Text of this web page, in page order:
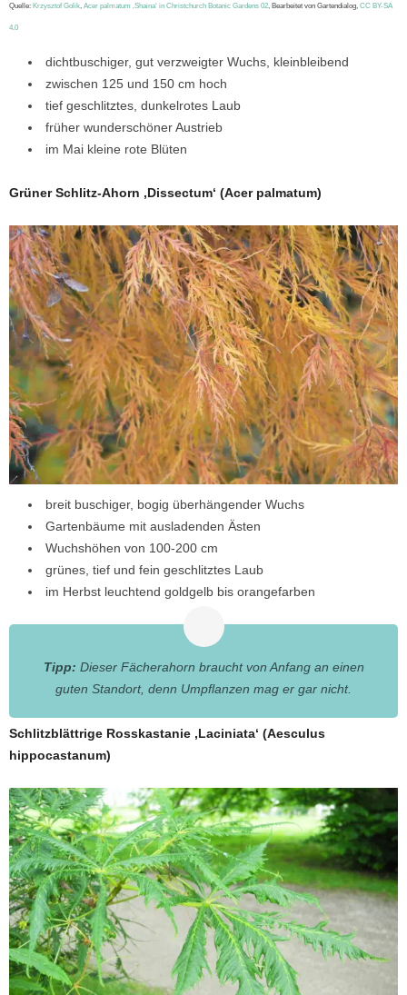
Quelle: Krzysztof Golik Acer palmatum ‚Shaina‘ in Christchurch Botanic Gardens 02 , Bearbeitet von Gartendialog, CC BY-SA
4.0
dichtbuschiger, gut verzweigter Wuchs, kleinbleibend
zwischen 125 und 150 cm hoch
tief geschlitztes, dunkelrotes Laub
früher wunderschöner Austrieb
im Mai kleine rote Blüten
Grüner Schlitz-Ahorn ‚Dissectum‘ (Acer palmatum)
breit buschiger, bogig überhängender Wuchs
Gartenbäume mit ausladenden Ästen
Wuchshöhen von 100-200 cm
grünes, tief und fein geschlitztes Laub
im Herbst leuchtend goldgelb bis orangefarben
Tipp: Dieser Fächerahorn braucht von Anfang an einen
guten Standort, denn Umpflanzen mag er gar nicht.
Schlitzblättrige Rosskastanie ‚Laciniata‘ (Aesculus
hippocastanum)